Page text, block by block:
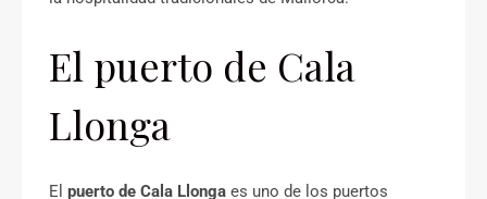
El puerto de Cala
Llonga
El puerto de Cala Llonga es uno de los puertos